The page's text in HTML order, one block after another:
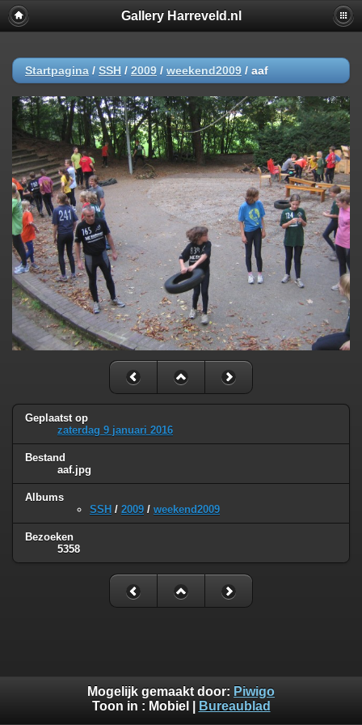
Gallery Harreveld.nl
Startpagina / SSH / 2009 / weekend2009 / aaf
Geplaatst op
zaterdag 9 januari 2016
Bestand
aaf.jpg
Albums
SSH / 2009 / weekend2009
Bezoeken
5358
Mogelijk gemaakt door: Piwigo
Toon in : Mobiel Bureaublad